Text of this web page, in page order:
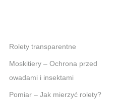
Rolety transparentne
Moskitiery – Ochrona przed
owadami i insektami
Pomiar – Jak mierzyć rolety?